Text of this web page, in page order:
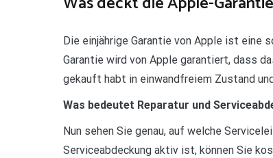
Die einjährige Garantie von Apple ist
Garantie wird von Apple garantiert, dass
gekauft habt in einwandfreiem Zustand
Was bedeutet Reparatur und
Nun sehen Sie genau, auf welche
Serviceabdeckung aktiv ist, können Sie